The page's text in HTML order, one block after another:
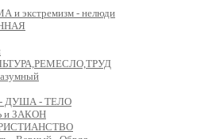
экстремизм - нелюди
ДУША - ТЕЛО
и ЗАКОН